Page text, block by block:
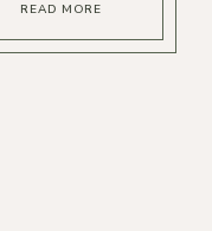
READ MORE